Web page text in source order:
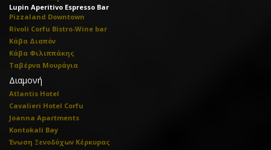
Lupin Aperitivo Espresso Bar
Pizzaland Downtown
Rivoli Corfu Bistro-Wine bar
Κάβα Διαπόν
Κάβα Φιλιππάκης
Ταβέρνα Μουράγια
Διαμονή
Atlantis Hotel
Cavalieri Hotel Corfu
Joanna Apartments
Kontokali Bay
Ένωση Ξενοδόχων Κέρκυρας